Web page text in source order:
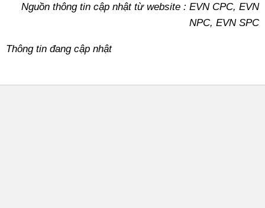
Nguồn thông tin cập nhật từ website : EVN CPC, EVN
NPC, EVN SPC
Thông tin đang cập nhật